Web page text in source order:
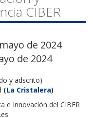
CIBER
de 2024
de 2024
y adscrito)
(La Cristalera)
e Innovación del CIBER